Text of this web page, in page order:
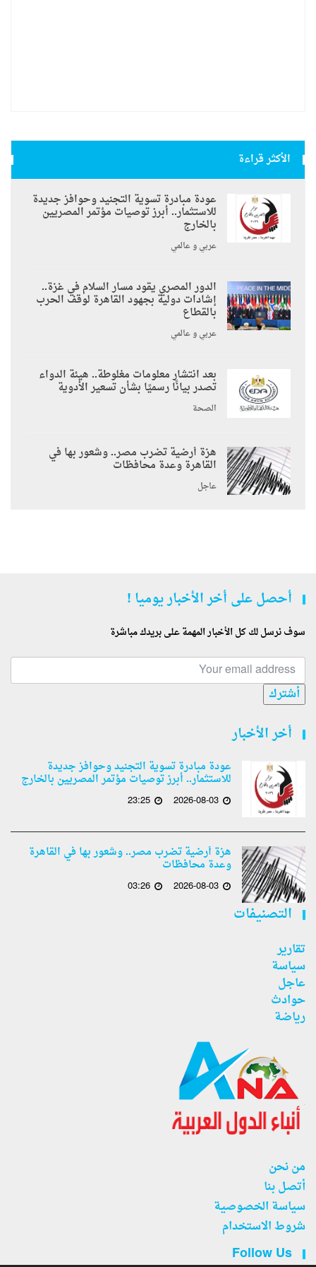
الأكثر قراءة
عودة مبادرة تسوية التجنيد وحوافز جديدة
للاستثمار.. أبرز توصيات مؤتمر المصريين
بالخارج
عربي و عالمي
الدور المصري يقود مسار السلام في غزة..
إشادات دولية بجهود القاهرة لوقف الحرب
بالقطاع
عربي و عالمي
بعد انتشار معلومات مغلوطة.. هيئة الدواء
تصدر بيانًا رسميًا بشأن تسعير الأدوية
الصحة
هزة أرضية تضرب مصر.. وشعور بها في
القاهرة وعدة محافظات
عاجل
أحصل على أخر الأخبار يوميا !
سوف نرسل لك كل الأخبار المهمة على بريدك مباشرة
أشترك
أخر الأخبار
عودة مبادرة تسوية التجنيد وحوافز جديدة
للاستثمار.. أبرز توصيات مؤتمر المصريين بالخارج
2026-08-03
23:25
هزة أرضية تضرب مصر.. وشعور بها في القاهرة
وعدة محافظات
2026-08-03
03:26
التصنيفات
تقارير
سياسة
عاجل
حوادث
رياضة
من نحن
أتصل بنا
سياسة الخصوصية
شروط الاستخدام
Follow Us